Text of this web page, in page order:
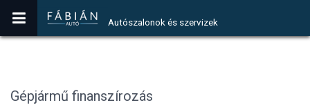
Autószalonok és szervizek
Gépjármű finanszírozás